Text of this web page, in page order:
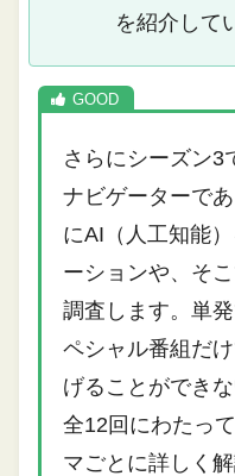
を紹介して
さらにシーズン3
ナビゲーターで
にAI（人工知能
ーションや、そ
調査します。単
ペシャル番組だ
げることができ
全12回にわたっ
マごとに詳しく